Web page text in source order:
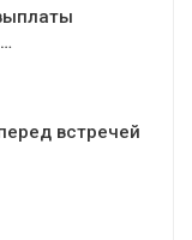
встречей